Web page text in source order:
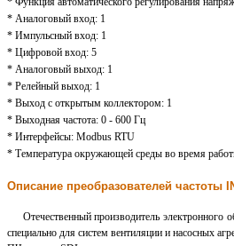
* Аналоговый вход: 1
* Импульсный вход: 1
* Цифровой вход: 5
* Аналоговый выход: 1
* Релейный выход: 1
* Выход с открытым коллектором: 1
* Выходная частота: 0 - 600 Гц
* Интерфейсы: Modbus RTU
* Температура окружающей среды во время
Описание преобразователей частоты
Отечественный производитель электронного
специально для систем вентиляции и насосных